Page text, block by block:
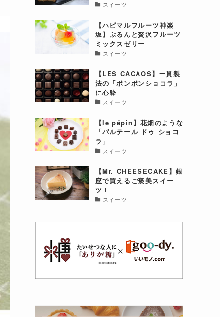
スイーツ
【ハピマルフルーツ神楽
坂】ぷるんと贅沢フルーツ
ミックスゼリー
スイーツ
【LES CACAOS】一貫製
法の「ボンボンショコラ」
に心酔
スイーツ
【le pépin】花畑のような
「パルテール ドゥ ショコ
ラ」
スイーツ
【Mr. CHEESECAKE】銀
座で買えるご褒美スイー
ツ！
スイーツ